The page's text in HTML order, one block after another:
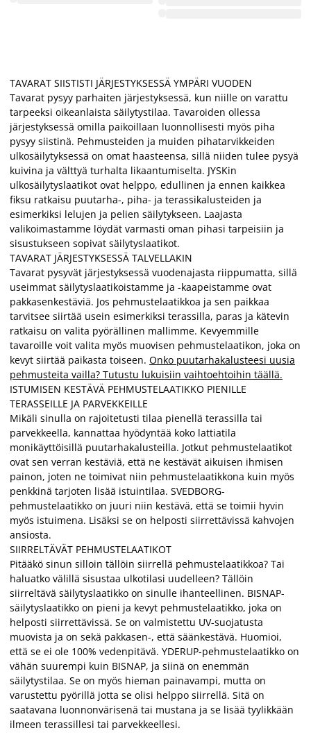
TAVARAT SIISTISTI JÄRJESTYKSESSÄ YMPÄRI VUODEN
Tavarat pysyy parhaiten järjestyksessä, kun niille on varattu
tarpeeksi oikeanlaista säilytystilaa. Tavaroiden ollessa
järjestyksessä omilla paikoillaan luonnollisesti myös piha
pysyy siistinä. Pehmusteiden ja muiden pihatarvikkeiden
ulkosäilytyksessä on omat haasteensa, sillä niiden tulee pysyä
kuivina ja välttyä turhalta likaantumiselta. JYSKin
ulkosäilytyslaatikot ovat helppo, edullinen ja ennen kaikkea
fiksu ratkaisu puutarha-, piha- ja terassikalusteiden ja
esimerkiksi lelujen ja pelien säilytykseen. Laajasta
valikoimastamme löydät varmasti oman pihasi tarpeisiin ja
sisustukseen sopivat säilytyslaatikot.
TAVARAT JÄRJESTYKSESSÄ TALVELLAKIN
Tavarat pysyvät järjestyksessä vuodenajasta riippumatta, sillä
useimmat säilytyslaatikoistamme ja -kaapeistamme ovat
pakkasenkestäviä. Jos pehmustelaatikkoa ja sen paikkaa
tarvitsee siirtää usein esimerkiksi terassilla, paras ja kätevin
ratkaisu on valita pyörällinen mallimme. Kevyemmille
tavaroille voit valita myös muovisen pehmustelaatikon, joka on
kevyt siirtää paikasta toiseen. Onko puutarhakalusteesi uusia
pehmusteita vailla? Tutustu lukuisiin vaihtoehtoihin täällä.
ISTUMISEN KESTÄVÄ PEHMUSTELAATIKKO PIENILLE
TERASSEILLE JA PARVEKKEILLE
Mikäli sinulla on rajoitetusti tilaa pienellä terassilla tai
parvekkeella, kannattaa hyödyntää koko lattiatila
monikäyttöisillä puutarhakalusteilla. Jotkut pehmustelaatikot
ovat sen verran kestäviä, että ne kestävät aikuisen ihmisen
painon, joten ne toimivat niin pehmustelaatikkona kuin myös
penkkinä tarjoten lisää istuintilaa. SVEDBORG-
pehmustelaatikko on juuri niin kestävä, että se toimii hyvin
myös istuimena. Lisäksi se on helposti siirrettävissä kahvojen
ansiosta.
SIIRRELTÄVÄT PEHMUSTELAATIKOT
Pitääkö sinun silloin tällöin siirrellä pehmustelaatikkoa? Tai
haluatko välillä sisustaa ulkotilasi uudelleen? Tällöin
siirreltävä säilytyslaatikko on sinulle ihanteellinen. BISNAP-
säilytyslaatikko on pieni ja kevyt pehmustelaatikko, joka on
helposti siirrettävissä. Se on valmistettu UV-suojatusta
muovista ja on sekä pakkasen-, että säänkestävä. Huomioi,
että se ei ole 100% vedenpitävä. YDERUP-pehmustelaatikko on
vähän suurempi kuin BISNAP, ja siinä on enemmän
säilytystilaa. Se on myös hieman painavampi, mutta on
varustettu pyörillä jotta se olisi helppo siirrellä. Sitä on
saatavana luonnonvärisenä tai mustana ja se lisää tyylikkään
ilmeen terassillesi tai parvekkeellesi.